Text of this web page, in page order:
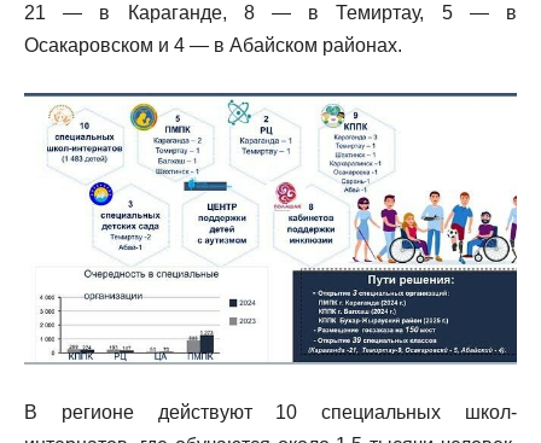
21 — в Караганде, 8 — в Темиртау, 5 — в
Осакаровском и 4 — в Абайском районах.
В регионе действуют 10 специальных школ-